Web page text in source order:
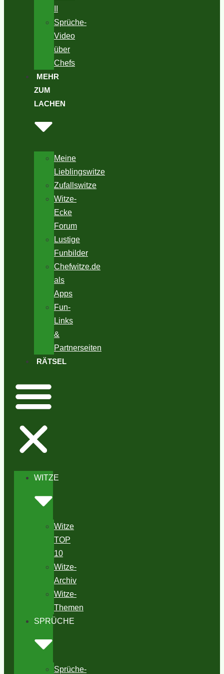
Sprüche-
Video
über
Chefs
MEHR
ZUM
LACHEN
Meine
Lieblingswitze
Zufallswitze
Witze-
Ecke
Forum
Lustige
Funbilder
Chefwitze.de
als
Apps
Fun-
Links
&
Partnerseiten
RÄTSEL
WITZE
Witze
TOP
10
Witze-
Archiv
Witze-
Themen
SPRÜCHE
Sprüche-